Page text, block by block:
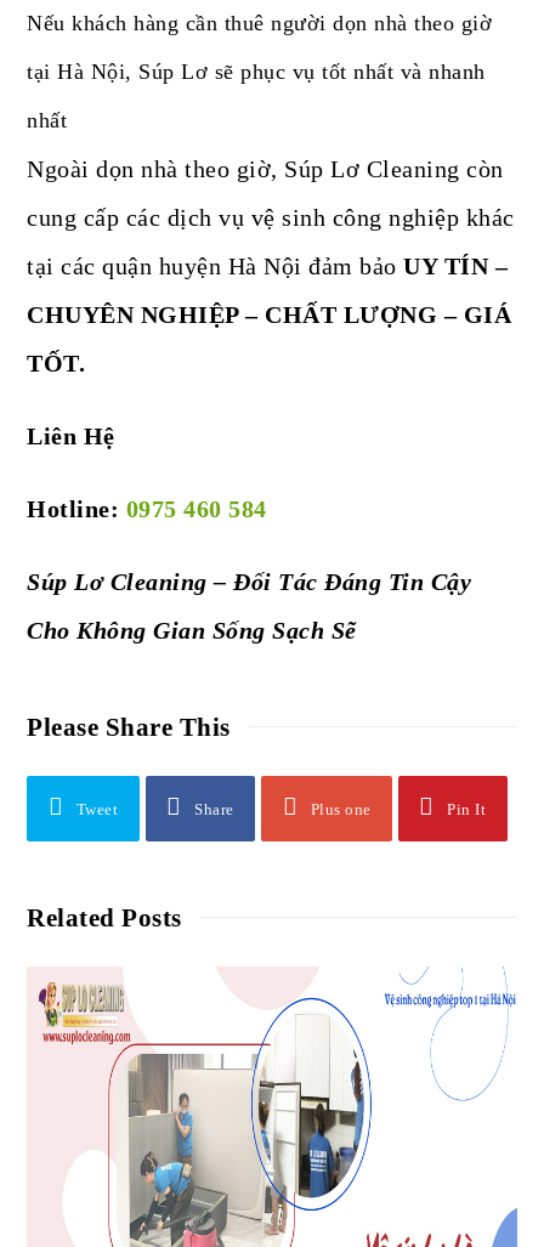
Nếu khách hàng cần thuê người dọn nhà theo giờ
tại Hà Nội, Súp Lơ sẽ phục vụ tốt nhất và nhanh
nhất
Ngoài dọn nhà theo giờ, Súp Lơ Cleaning còn
cung cấp các dịch vụ vệ sinh công nghiệp khác
tại các quận huyện Hà Nội đảm bảoUY TÍN –
CHUYÊN NGHIỆP – CHẤT LƯỢNG – GIÁ
TỐT.
Liên Hệ
Hotline: 0975 460 584
Súp Lơ Cleaning – Đối Tác Đáng Tin Cậy
Cho Không Gian Sống Sạch Sẽ
Please Share This
Tweet Share Plus one Pin It
Related Posts